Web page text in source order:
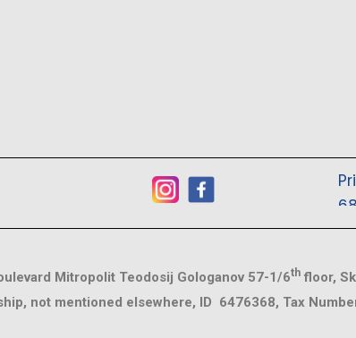
Mitropolit Teodosij Gologanov 57-1/6thfloor,
not mentioned elsewhere, ID 6476368, Tax